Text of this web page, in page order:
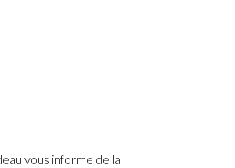
vous informe de la